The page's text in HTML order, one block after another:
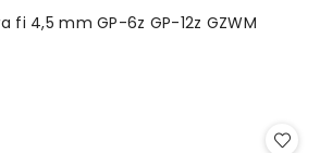
fi 4,5 mm GP-6z GP-12z GZWM